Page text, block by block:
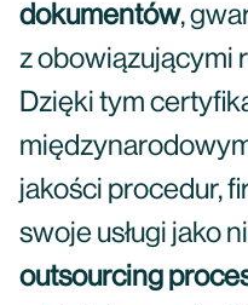
dokumentów,
z obowiązującymi
Dzięki tym
jakości procedur,
swoje usługi jako
outsourcing